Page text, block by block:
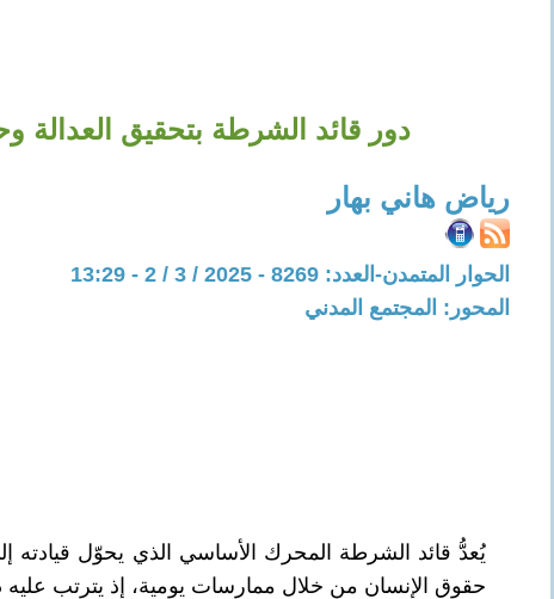
دور قائد الشرطة بتحقيق العدالة
رياض هاني بهار
الحوار المتمدن-العدد: 8269 - 2025 / 3 / 2 - 13:29
المحور: المجتمع المدني
يُعدُّ قائد الشرطة المحرك الأساسي الذي يحوّل قيادته
حقوق الإنسان من خلال ممارسات يومية، إذ يترتب